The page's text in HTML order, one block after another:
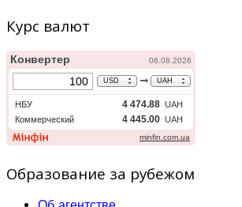
Курс валют
Образование за рубежом